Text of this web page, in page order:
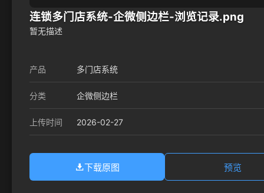
连锁多门店系统-企微侧边栏-浏览记录.png
暂无描述
产品 多门店系统
分类 企微侧边栏
上传时间 2026-02-27
下载原图 预览